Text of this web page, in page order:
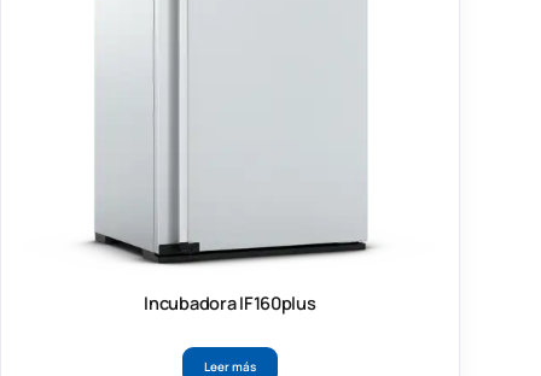
Incubadora IF160plus
Leer más